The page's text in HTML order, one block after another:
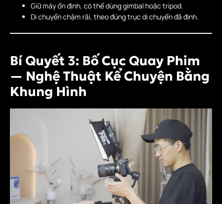
Giữ máy ổn định, có thể dùng gimbal hoặc tripod.
Di chuyển chậm rãi, theo đúng trục di chuyển đã định.
Bí Quyết 3: Bố Cục Quay Phim
— Nghệ Thuật Kể Chuyện Bằng
Khung Hình